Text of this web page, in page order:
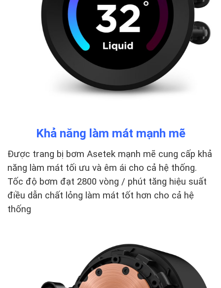
Khả năng làm mát mạnh mẽ
Được trang bị bơm Asetek mạnh mẽ cung cấp khả
năng làm mát tối ưu và êm ái cho cả hệ thống.
Tốc độ bơm đạt 2800 vòng / phút tăng hiệu suất
điều dẫn chất lỏng làm mát tốt hơn cho cả hệ
thống